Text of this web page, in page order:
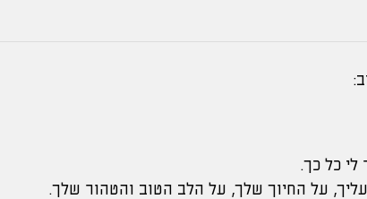
לי כל כך.
על החיוך שלך, על הלב הטוב והטהור שלך.